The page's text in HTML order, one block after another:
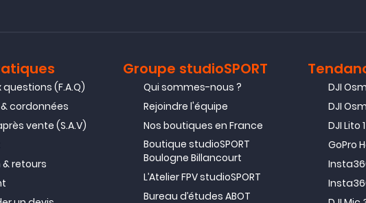
questions (F.A.Q)
cordonnées
vente (S.A.V)
& retours
Groupe studioSPORT
Qui sommes-nous ?
Rejoindre l'équipe
Nos boutiques en France
Boutique studioSPORT
Boulogne Billancourt
L’Atelier FPV studioSPORT
Bureau d’études ABOT
DJI
DJI
DJI Lito
GoPro